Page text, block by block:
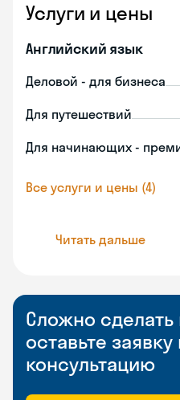
Услуги и цены
Английский язык
Деловой - для бизнеса
Для путешествий
Для начинающих -
Все услуги и цены (4)
Читать дальше
Сложно
оставьте
консультацию